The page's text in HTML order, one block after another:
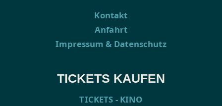
Kontakt
Anfahrt
Impressum & Datenschutz
TICKETS KAUFEN
TICKETS - KINO